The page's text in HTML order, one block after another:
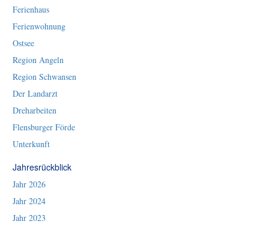
Ferienhaus
Ferienwohnung
Ostsee
Region Angeln
Region Schwansen
Der Landarzt
Dreharbeiten
Flensburger Förde
Unterkunft
Jahresrückblick
Jahr 2026
Jahr 2024
Jahr 2023